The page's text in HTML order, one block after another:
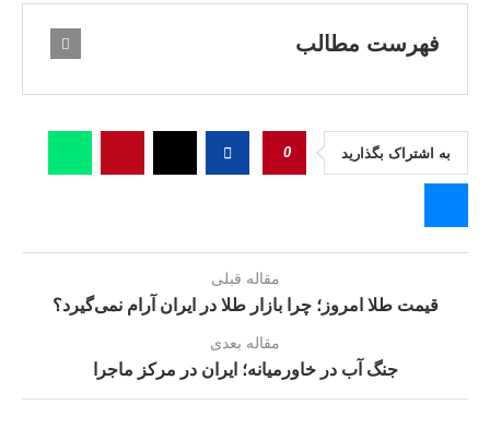
فهرست مطالب
به اشتراک بگذارید 0
مقاله قبلی
قیمت طلا امروز؛ چرا بازار طلا در ایران آرام نمی‌گیرد؟
مقاله بعدی
جنگ آب در خاورمیانه؛ ایران در مرکز ماجرا